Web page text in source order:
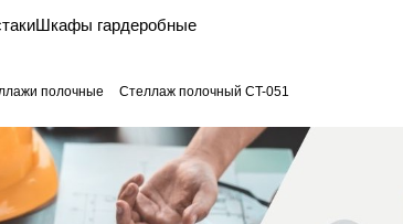
Шкафы гардеробные
полочные Стеллаж полочный СT-051